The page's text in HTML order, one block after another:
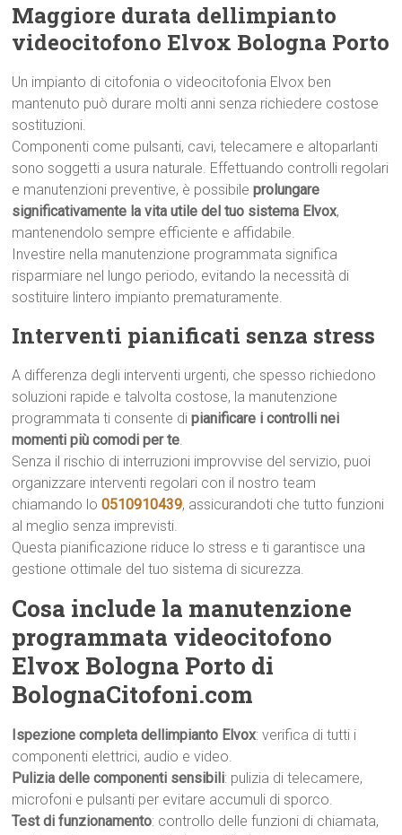
Maggiore durata dellimpianto
videocitofono Elvox Bologna Porto
Un impianto di citofonia o videocitofonia Elvox ben
mantenuto può durare molti anni senza richiedere costose
sostituzioni.
Componenti come pulsanti, cavi, telecamere e altoparlanti
sono soggetti a usura naturale. Effettuando controlli regolari
e manutenzioni preventive, è possibileprolungare
significativamente la vita utile del tuo sistema Elvox,
mantenendolo sempre efficiente e affidabile.
Investire nella manutenzione programmata significa
risparmiare nel lungo periodo, evitando la necessità di
sostituire lintero impianto prematuramente.
Interventi pianificati senza stress
A differenza degli interventi urgenti, che spesso richiedono
soluzioni rapide e talvolta costose, la manutenzione
programmata ti consente dipianificare i controlli nei
momenti più comodi per te.
Senza il rischio di interruzioni improvvise del servizio, puoi
organizzare interventi regolari con il nostro team
chiamando lo0510910439, assicurandoti che tutto funzioni
al meglio senza imprevisti.
Questa pianificazione riduce lo stress e ti garantisce una
gestione ottimale del tuo sistema di sicurezza.
Cosa include la manutenzione
programmata videocitofono
Elvox Bologna Porto di
BolognaCitofoni.com
Ispezione completa dellimpianto Elvox: verifica di tutti i
componenti elettrici, audio e video.
Pulizia delle componenti sensibili: pulizia di telecamere,
microfoni e pulsanti per evitare accumuli di sporco.
Test di funzionamento: controllo delle funzioni di chiamata,